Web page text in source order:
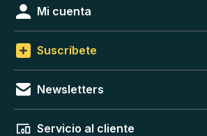
Mi cuenta
Suscríbete
Newsletters
Servicio al cliente